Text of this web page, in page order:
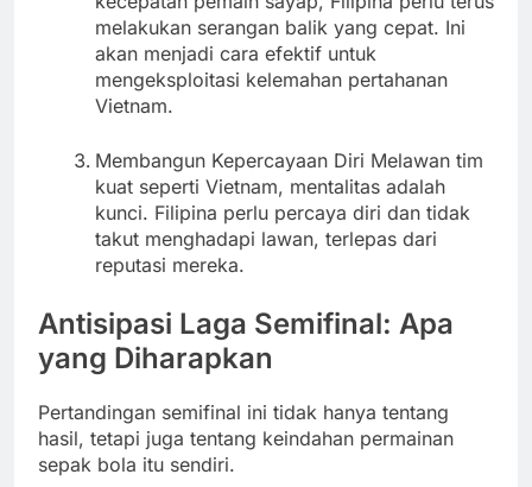
melakukan serangan balik yang cepat. Ini
akan menjadi cara efektif untuk
mengeksploitasi kelemahan pertahanan
Vietnam.
Membangun Kepercayaan Diri Melawan tim
kuat seperti Vietnam, mentalitas adalah
kunci. Filipina perlu percaya diri dan tidak
takut menghadapi lawan, terlepas dari
reputasi mereka.
Antisipasi Laga Semifinal: Apa
yang Diharapkan
Pertandingan semifinal ini tidak hanya tentang
hasil, tetapi juga tentang keindahan permainan
sepak bola itu sendiri.